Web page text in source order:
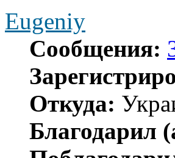
Eugeniy
Сообщения:
Откуда:
Благодарил